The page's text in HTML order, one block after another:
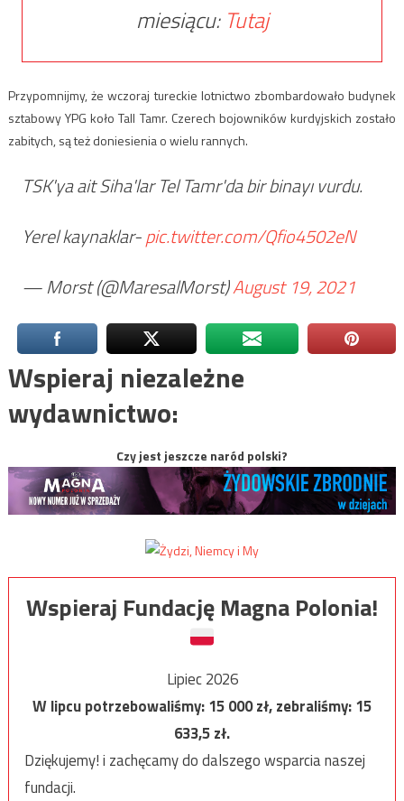
miesiącu: Tutaj
Przypomnijmy, że wczoraj tureckie lotnictwo zbombardowało budynek
sztabowy YPG koło Tall Tamr. Czerech bojowników kurdyjskich zostało
zabitych, są też doniesienia o wielu rannych.
TSK'ya ait Siha'lar Tel Tamr'da bir binayı vurdu.
Yerel kaynaklar-pic.twitter.com/Qfio4502eN
— Morst (@MaresalMorst)August 19, 2021
Wspieraj niezależne
wydawnictwo:
Czy jest jeszcze naród polski?
Wspieraj Fundację Magna Polonia!
Lipiec 2026
W lipcu potrzebowaliśmy:15 000zł, zebraliśmy:15
633,5zł.
Dziękujemy! i zachęcamy do dalszego wsparcia naszej
fundacji.